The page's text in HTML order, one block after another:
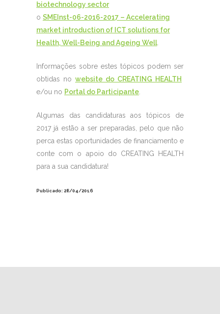
biotechnology sector
o SMEInst-06-2016-2017 – Accelerating
market introduction of ICT solutions for
Health, Well-Being and Ageing Well
Informações sobre estes tópicos podem ser
obtidas no website do CREATING HEALTH
e/ou no Portal do Participante
Algumas das candidaturas aos tópicos de
2017 já estão a ser preparadas, pelo que não
perca estas oportunidades de financiamento e
conte com o apoio do CREATING HEALTH
para a sua candidatura!
Publicado: 28/04/2016